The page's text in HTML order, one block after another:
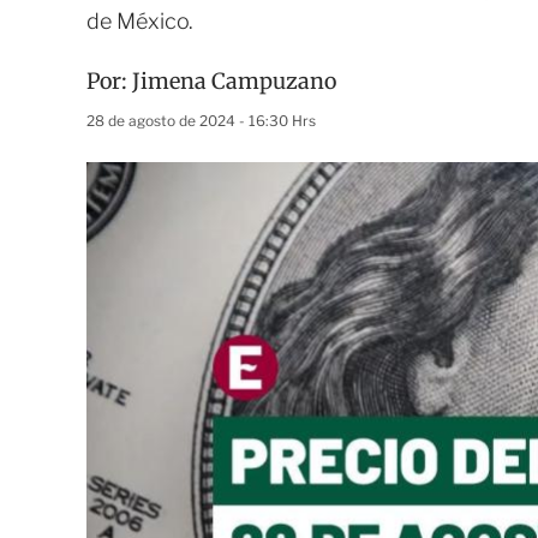
de México.
Por: Jimena Campuzano
28 de agosto de 2024 - 16:30 Hrs